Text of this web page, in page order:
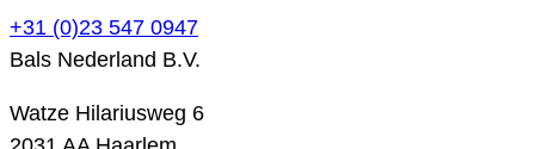
+31 (0)23 547 0947
Bals Nederland B.V.
Watze Hilariusweg 6